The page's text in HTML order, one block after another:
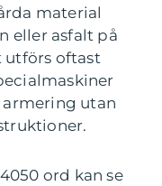
material
eller asfalt på
utförs oftast
utan
ord kan se